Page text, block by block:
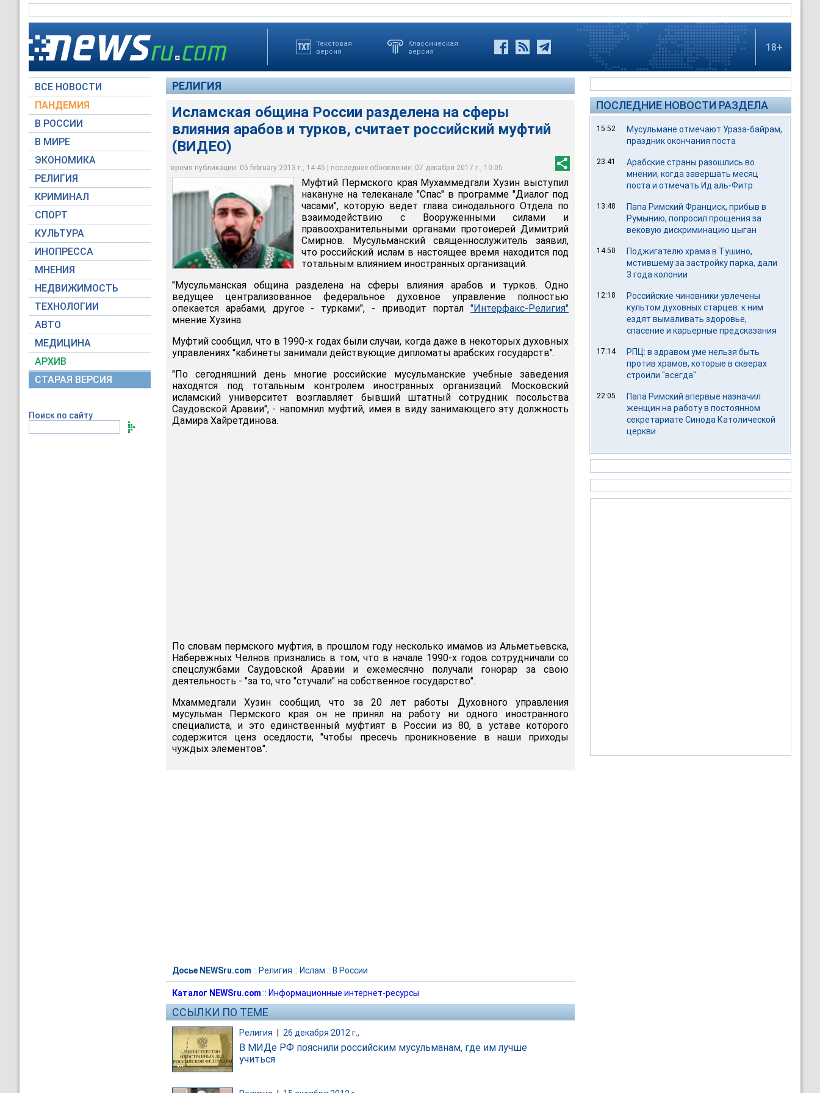
Текстовая
версия
Классическая
версия
18+
ВСЕ НОВОСТИ
ПАНДЕМИЯ
В РОССИИ
В МИРЕ
ЭКОНОМИКА
РЕЛИГИЯ
КРИМИНАЛ
СПОРТ
КУЛЬТУРА
ИНОПРЕССА
МНЕНИЯ
НЕДВИЖИМОСТЬ
ТЕХНОЛОГИИ
АВТО
МЕДИЦИНА
АРХИВ
СТАРАЯ ВЕРСИЯ
Поиск по сайту
РЕЛИГИЯ
Исламская община России разделена на сферы
влияния арабов и турков, считает российский муфтий
(ВИДЕО)
время публикации: 05 february 2013 г., 14:45 | последнее обновление: 07 декабря 2017 г., 10:05
Муфтий Пермского края Мухаммедгали Хузин считает, что исламская община России
разделена на сферы влияния арабов и турков
perm.bezformata.ru
Муфтий Пермского края Мухаммедгали Хузин выступил
накануне на телеканале "Спас" в программе "Диалог под
часами", которую ведет глава синодального Отдела по
взаимодействию с Вооруженными силами и
правоохранительными органами протоиерей Димитрий
Смирнов. Мусульманский священнослужитель заявил,
что российский ислам в настоящее время находится под
тотальным влиянием иностранных организаций.
"Мусульманская община разделена на сферы влияния арабов и турков. Одно
ведущее централизованное федеральное духовное управление полностью
опекается арабами, другое - турками", - приводит портал "Интерфакс-Религия"
мнение Хузина.
Муфтий сообщил, что в 1990-х годах были случаи, когда даже в некоторых духовных
управлениях "кабинеты занимали действующие дипломаты арабских государств".
"По сегодняшний день многие российские мусульманские учебные заведения
находятся под тотальным контролем иностранных организаций. Московский
исламский университет возглавляет бывший штатный сотрудник посольства
Саудовской Аравии", - напомнил муфтий, имея в виду занимающего эту должность
Дамира Хайретдинова.
По словам пермского муфтия, в прошлом году несколько имамов из Альметьевска,
Набережных Челнов признались в том, что в начале 1990-х годов сотрудничали со
спецслужбами Саудовской Аравии и ежемесячно получали гонорар за свою
деятельность - "за то, что "стучали" на собственное государство".
Мхаммедгали Хузин сообщил, что за 20 лет работы Духовного управления
мусульман Пермского края он не принял на работу ни одного иностранного
специалиста, и это единственный муфтият в России из 80, в уставе которого
содержится ценз оседлости, "чтобы пресечь проникновение в наши приходы
чуждых элементов".
Досье NEWSru.com :: Религия :: Ислам :: В России
Каталог NEWSru.com :: Информационные интернет-ресурсы
ССЫЛКИ ПО ТЕМЕ
Религия 26 декабря 2012 г.,
В МИДе РФ пояснили российским мусульманам, где им лучше
учиться
ПОСЛЕДНИЕ НОВОСТИ РАЗДЕЛА
15:52
Мусульмане отмечают Ураза-байрам,
праздник окончания поста
23:41
Арабские страны разошлись во
мнении, когда завершать месяц
поста и отмечать Ид аль-Фитр
13:48
Папа Римский Франциск, прибыв в
Румынию, попросил прощения за
вековую дискриминацию цыган
14:50
Поджигателю храма в Тушино,
мстившему за застройку парка, дали
3 года колонии
12:18
Российские чиновники увлечены
культом духовных старцев: к ним
ездят вымаливать здоровье,
спасение и карьерные предсказания
17:14
РПЦ: в здравом уме нельзя быть
против храмов, которые в скверах
строили "всегда"
22:05
Папа Римский впервые назначил
женщин на работу в постоянном
секретариате Синода Католической
церкви